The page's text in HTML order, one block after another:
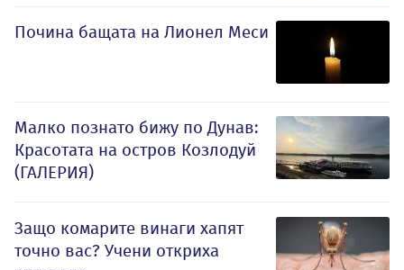
Почина бащата на Лионел Меси
Малко познато бижу по Дунав:
Красотата на остров Козлодуй
(ГАЛЕРИЯ)
Защо комарите винаги хапят
точно вас? Учени откриха